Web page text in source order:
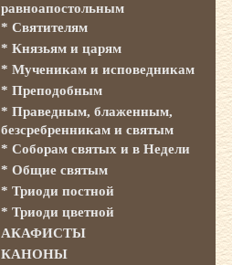
равноапостольным
* Святителям
* Князьям и царям
* Мученикам и исповедникам
* Преподобным
* Праведным, блаженным,
безсребренникам и святым
* Соборам святых и в Недели
* Общие святым
* Триоди постной
* Триоди цветной
АКАФИСТЫ
КАНОНЫ